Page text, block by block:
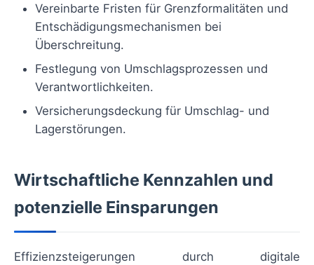
Vereinbarte Fristen für Grenzformalitäten und
Entschädigungsmechanismen bei
Überschreitung.
Festlegung von Umschlagsprozessen und
Verantwortlichkeiten.
Versicherungsdeckung für Umschlag- und
Lagerstörungen.
Wirtschaftliche Kennzahlen und
potenzielle Einsparungen
Effizienzsteigerungen durch digitale